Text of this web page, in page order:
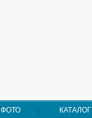
ФОТО КАТАЛОГ